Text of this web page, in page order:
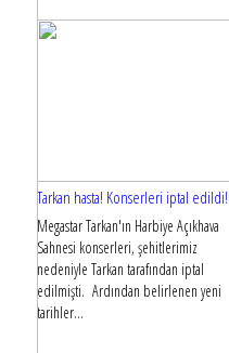
Tarkan hasta! Konserleri iptal edildi!
Megastar Tarkan'ın Harbiye Açıkhava
Sahnesi konserleri, şehitlerimiz
nedeniyle Tarkan tarafından iptal
edilmişti. Ardından belirlenen yeni
tarihler...